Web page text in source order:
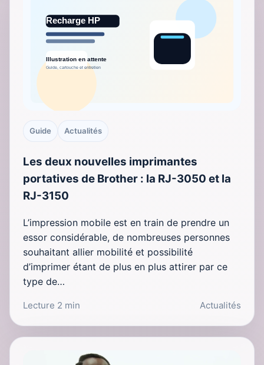
Guide Actualités
Les deux nouvelles imprimantes
portatives de Brother : la RJ-3050 et la
RJ-3150
L’impression mobile est en train de prendre un
essor considérable, de nombreuses personnes
souhaitant allier mobilité et possibilité
d’imprimer étant de plus en plus attirer par ce
type de…
Lecture 2 min Actualités